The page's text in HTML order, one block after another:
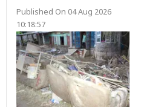
Published On 04 Aug 2026
10:18:57